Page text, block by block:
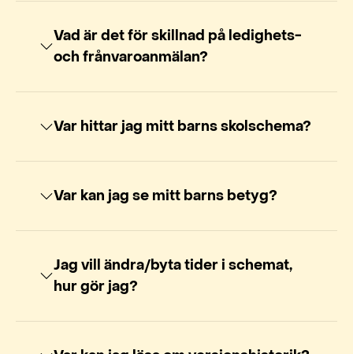
Vad är det för skillnad på ledighets-
och frånvaroanmälan?
Var hittar jag mitt barns skolschema?
Var kan jag se mitt barns betyg?
Jag vill ändra/byta tider i schemat,
hur gör jag?